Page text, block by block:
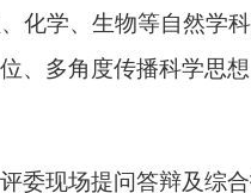
化学、生物等自然学
、多角度传播科学思
委现场提问答辩及综